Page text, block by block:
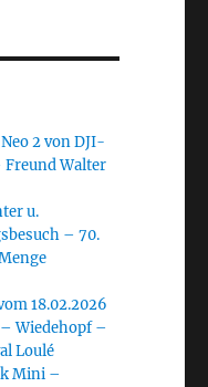
2 von DJI-
Walter
u.
– 70.
18.02.2026
Wiedehopf –
Loulé
Mini –